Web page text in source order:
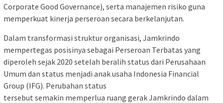
Corporate Good Governance), serta manajemen risiko guna
memperkuat kinerja perseroan secara berkelanjutan.
Dalam transformasi struktur organisasi, Jamkrindo
mempertegas posisinya sebagai Perseroan Terbatas yang
diperoleh sejak 2020 setelah beralih status dari Perusahaan
Umum dan status menjadi anak usaha Indonesia Financial
Group (IFG). Perubahan status
tersebut semakin memperlua ruang gerak Jamkrindo dalam